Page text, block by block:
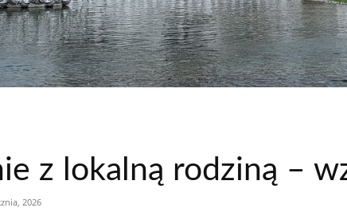
z lokalną rodziną –
2026